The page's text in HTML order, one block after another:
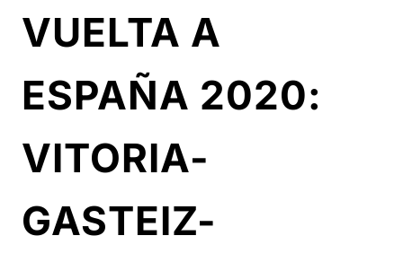
VUELTA A
ESPAÑA 2020:
VITORIA-
GASTEIZ-